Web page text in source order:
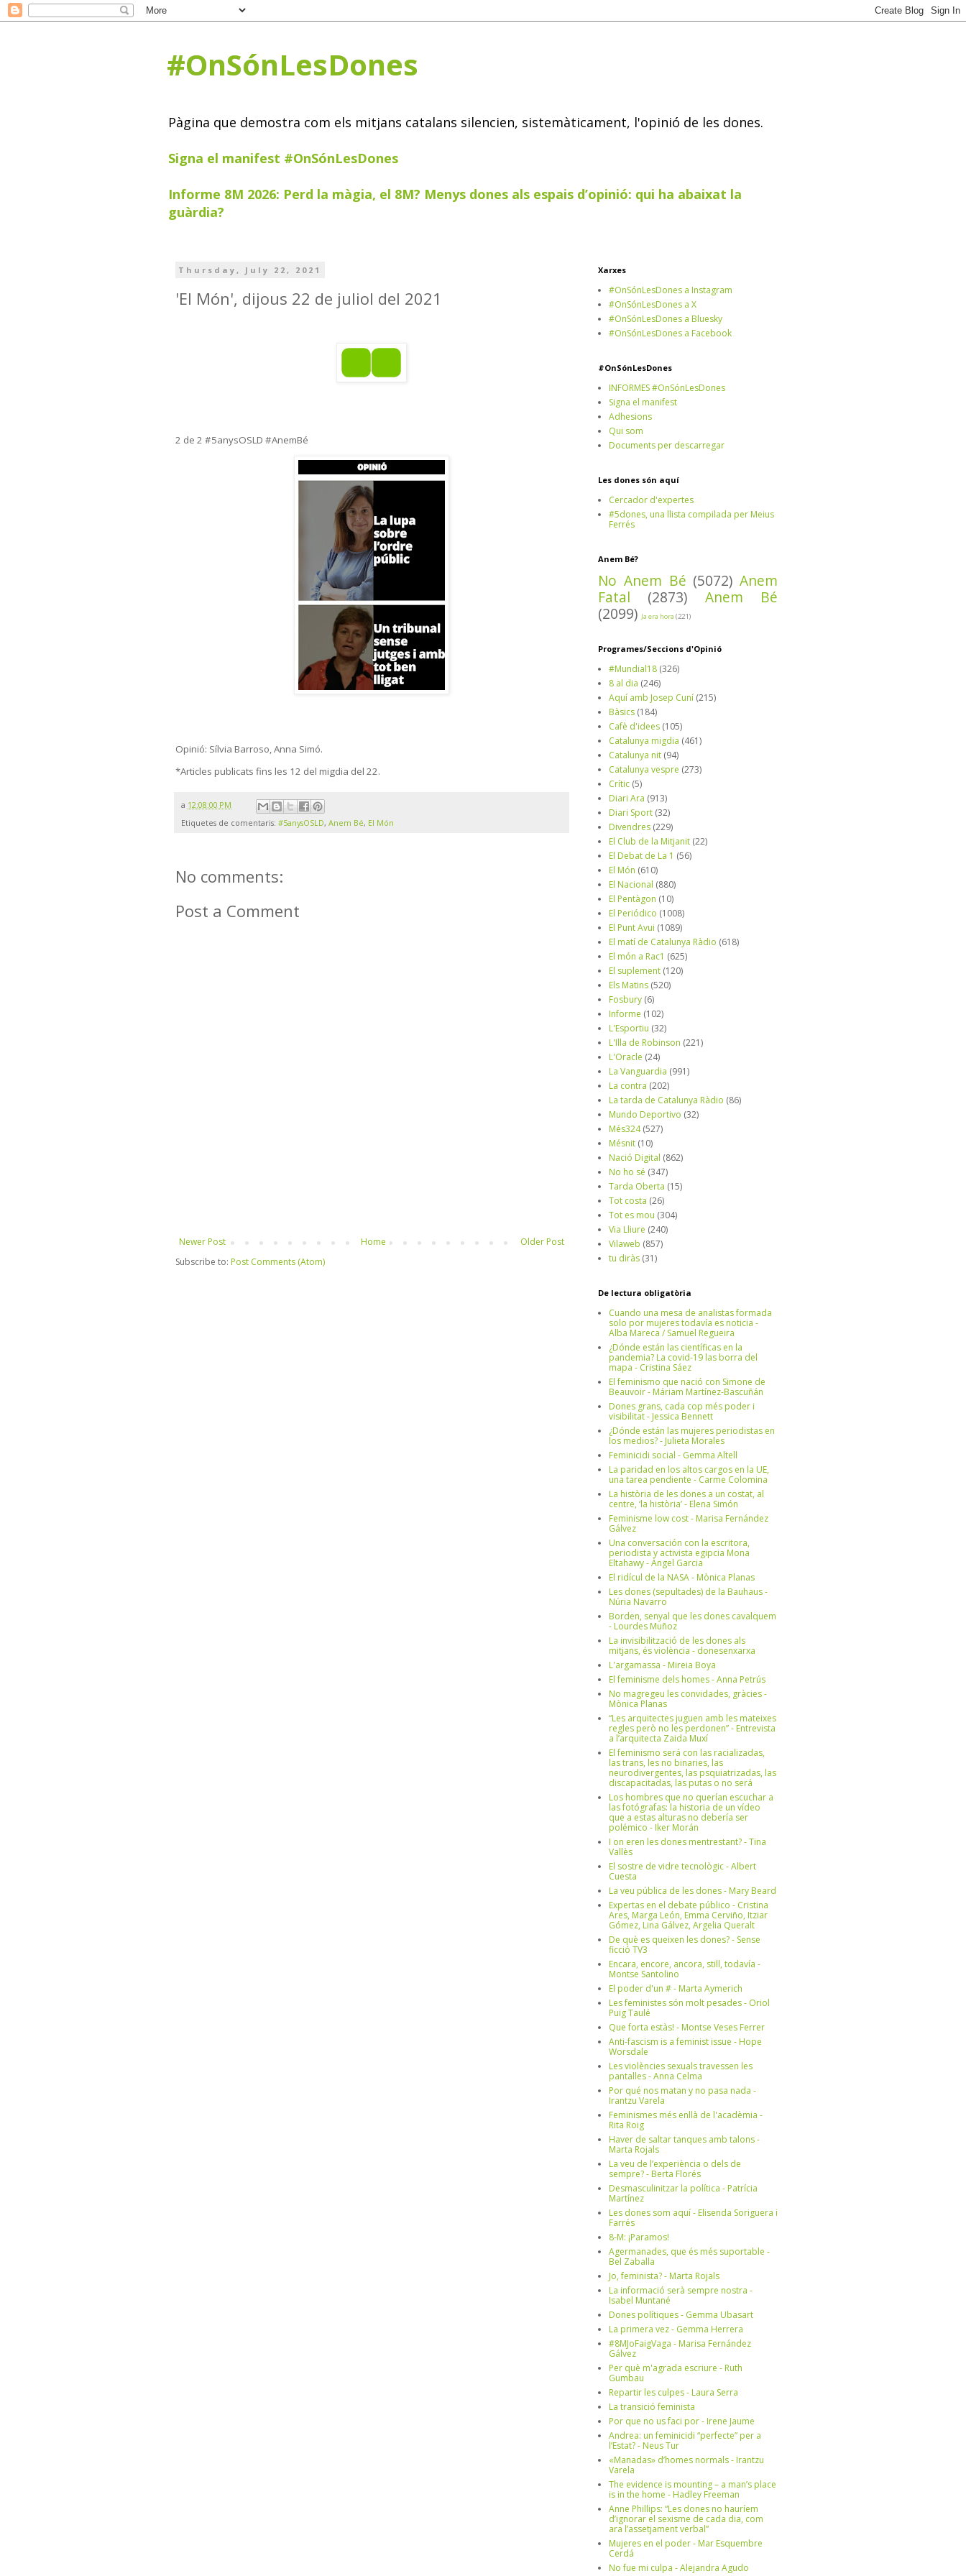
#OnSónLesDones
Pàgina que demostra com els mitjans catalans silencien, sistemàticament, l'opinió de les dones.
Signa el manifest #OnSónLesDones
Informe 8M 2026: Perd la màgia, el 8M? Menys dones als espais d’opinió: qui ha abaixat la
guàrdia?
Thursday, July 22, 2021
'El Món', dijous 22 de juliol del 2021
2 de 2 #5anysOSLD #AnemBé
Opinió: Sílvia Barroso, Anna Simó.
*Articles publicats fins les 12 del migdia del 22.
a 12:08:00 PM
Etiquetes de comentaris: #5anysOSLD, Anem Bé, El Món
No comments:
Post a Comment
Newer Post Older Post
Home
Subscribe to: Post Comments (Atom)
Xarxes
#OnSónLesDones a Instagram
#OnSónLesDones a X
#OnSónLesDones a Bluesky
#OnSónLesDones a Facebook
#OnSónLesDones
INFORMES #OnSónLesDones
Signa el manifest
Adhesions
Qui som
Documents per descarregar
Les dones són aquí
Cercador d'expertes
#5dones, una llista compilada per Meius
Ferrés
Anem Bé?
No Anem Bé (5072) Anem
Fatal
(2873)
Anem Bé
(2099) Ja era hora (221)
Programes/Seccions d'Opinió
#Mundial18 (326)
8 al dia (246)
Aquí amb Josep Cuní (215)
Bàsics (184)
Cafè d'idees (105)
Catalunya migdia (461)
Catalunya nit (94)
Catalunya vespre (273)
Crític (5)
Diari Ara (913)
Diari Sport (32)
Divendres (229)
El Club de la Mitjanit (22)
El Debat de La 1 (56)
El Món (610)
El Nacional (880)
El Pentàgon (10)
El Periódico (1008)
El Punt Avui (1089)
El matí de Catalunya Ràdio (618)
El món a Rac1 (625)
El suplement (120)
Els Matins (520)
Fosbury (6)
Informe (102)
L'Esportiu (32)
L'Illa de Robinson (221)
L'Oracle (24)
La Vanguardia (991)
La contra (202)
La tarda de Catalunya Ràdio (86)
Mundo Deportivo (32)
Més324 (527)
Mésnit (10)
Nació Digital (862)
No ho sé (347)
Tarda Oberta (15)
Tot costa (26)
Tot es mou (304)
Via Lliure (240)
Vilaweb (857)
tu diràs (31)
De lectura obligatòria
Cuando una mesa de analistas formada
solo por mujeres todavía es noticia -
Alba Mareca / Samuel Regueira
¿Dónde están las científicas en la
pandemia? La covid-19 las borra del
mapa - Cristina Sáez
El feminismo que nació con Simone de
Beauvoir - Máriam Martínez-Bascuñán
Dones grans, cada cop més poder i
visibilitat - Jessica Bennett
¿Dónde están las mujeres periodistas en
los medios? - Julieta Morales
Feminicidi social - Gemma Altell
La paridad en los altos cargos en la UE,
una tarea pendiente - Carme Colomina
La història de les dones a un costat, al
centre, ‘la història’ - Elena Simón
Feminisme low cost - Marisa Fernández
Gálvez
Una conversación con la escritora,
periodista y activista egipcia Mona
Eltahawy - Àngel Garcia
El ridícul de la NASA - Mònica Planas
Les dones (sepultades) de la Bauhaus -
Núria Navarro
Borden, senyal que les dones cavalquem
- Lourdes Muñoz
La invisibilització de les dones als
mitjans, és violència - donesenxarxa
L'argamassa - Mireia Boya
El feminisme dels homes - Anna Petrús
No magregeu les convidades, gràcies -
Mònica Planas
“Les arquitectes juguen amb les mateixes
regles però no les perdonen” - Entrevista
a l’arquitecta Zaida Muxí
El feminismo será con las racializadas,
las trans, les no binaries, las
neurodivergentes, las psquiatrizadas, las
discapacitadas, las putas o no será
Los hombres que no querían escuchar a
las fotógrafas: la historia de un vídeo
que a estas alturas no debería ser
polémico - Iker Morán
I on eren les dones mentrestant? - Tina
Vallès
El sostre de vidre tecnològic - Albert
Cuesta
La veu pública de les dones - Mary Beard
Expertas en el debate público - Cristina
Ares, Marga León, Emma Cerviño, Itziar
Gómez, Lina Gálvez, Argelia Queralt
De què es queixen les dones? - Sense
ficció TV3
Encara, encore, ancora, still, todavía -
Montse Santolino
El poder d'un # - Marta Aymerich
Les feministes són molt pesades - Oriol
Puig Taulé
Que forta estàs! - Montse Veses Ferrer
Anti-fascism is a feminist issue - Hope
Worsdale
Les violències sexuals travessen les
pantalles - Anna Celma
Por qué nos matan y no pasa nada -
Irantzu Varela
Feminismes més enllà de l'acadèmia -
Rita Roig
Haver de saltar tanques amb talons -
Marta Rojals
La veu de l’experiència o dels de
sempre? - Berta Florés
Desmasculinitzar la política - Patrícia
Martínez
Les dones som aquí - Elisenda Soriguera i
Farrés
8-M: ¡Paramos!
Agermanades, que és més suportable -
Bel Zaballa
Jo, feminista? - Marta Rojals
La informació serà sempre nostra -
Isabel Muntané
Dones polítiques - Gemma Ubasart
La primera vez - Gemma Herrera
#8MJoFaigVaga - Marisa Fernández
Gálvez
Per què m'agrada escriure - Ruth
Gumbau
Repartir les culpes - Laura Serra
La transició feminista
Por que no us faci por - Irene Jaume
Andrea: un feminicidi “perfecte” per a
l’Estat? - Neus Tur
«Manadas» d’homes normals - Irantzu
Varela
The evidence is mounting – a man’s place
is in the home - Hadley Freeman
Anne Phillips: “Les dones no hauríem
d’ignorar el sexisme de cada dia, com
ara l’assetjament verbal”
Mujeres en el poder - Mar Esquembre
Cerdá
No fue mi culpa - Alejandra Agudo